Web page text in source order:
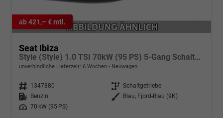
ab 421,– € mtl.
Seat Ibiza
Style (Style) 1.0 TSI 70kW (95 PS) 5-Gang Schaltgetriebe
unverbindliche Lieferzeit: 6 Wochen Neuwagen
Fahrzeugnr. 1347880 Getriebe Schaltgetriebe
Kraftstoff
Benzin Außenfarbe
Blau, Fjord-Blau (9K)
Leistung
70 kW (95 PS)